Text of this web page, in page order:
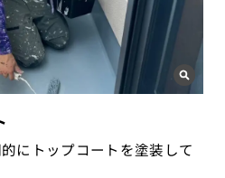
にトップコートを塗装して